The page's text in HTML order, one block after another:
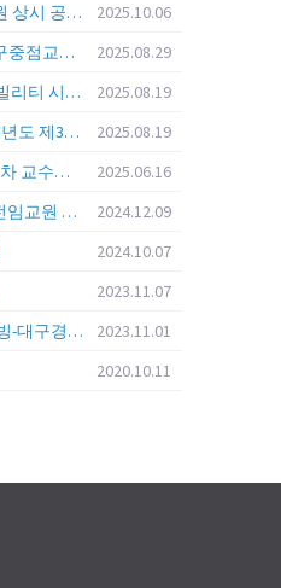
DGIST 2025년도 제3차 전임직교원 상시 공개초빙 공고
2025.10.06
2026학년도 전기 고려대학교 연구중점교수 초빙 공고
2025.08.29
연세대학교 첨단융합공학부 "모빌리티 시스템 전 분야" 전임교원 특별채용 (2026년 9월 1일자 임용 예정)
2025.08.19
[한국과학기술연구원(KIST)] 2025년도 제3차 연구부문 공개채용 안내
2025.08.19
서울과학기술대학교 2025년 제 1차 교수초빙 (교육공무원 일반공개채용) 공고
2025.06.16
DGIST 「2025년 대학원 MD-PhD 전임교원 공개초빙」
2024.12.09
2024.10.07
2023.11.07
2023년 하반기 전임교원 공개 초빙-대구경북과학기술원 (DGIST)
2023.11.01
2020.10.11